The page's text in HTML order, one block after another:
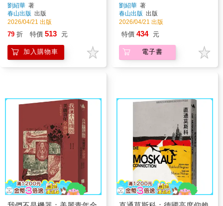
歷史（新版）
劉紹華 著
春山出版 出版
2026/04/21 出版
79 折 特價 513 元
加入購物車
隱喻與防疫歷史
劉紹華 著
春山出版 出版
2026/04/21 出版
特價 434 元
電子書